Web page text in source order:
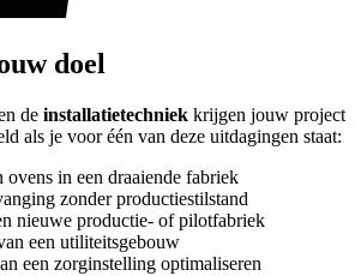
doel
de installatietechniek krijgen jouw project
als je voor één van deze uitdagingen staat:
in een draaiende fabriek
zonder productiestilstand
nieuwe productie- of pilotfabriek
een utiliteitsgebouw
een zorginstelling optimaliseren